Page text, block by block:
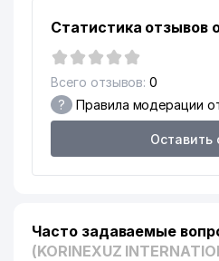
Статистика отзывов
Всего отзывов: 0
? Правила модерации
Оставить
Часто задаваемые
(KORINEXUZ